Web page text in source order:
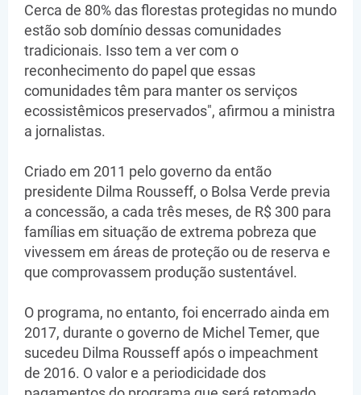
Cerca de 80% das florestas protegidas no mundo
estão sob domínio dessas comunidades
tradicionais. Isso tem a ver com o
reconhecimento do papel que essas
comunidades têm para manter os serviços
ecossistêmicos preservados", afirmou a ministra
a jornalistas.
Criado em 2011 pelo governo da então
presidente Dilma Rousseff, o Bolsa Verde previa
a concessão, a cada três meses, de R$ 300 para
famílias em situação de extrema pobreza que
vivessem em áreas de proteção ou de reserva e
que comprovassem produção sustentável.
O programa, no entanto, foi encerrado ainda em
2017, durante o governo de Michel Temer, que
sucedeu Dilma Rousseff após o impeachment
de 2016. O valor e a periodicidade dos